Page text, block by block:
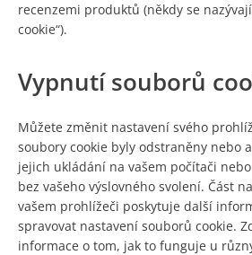
recenzemi produktů (někdy se
cookie“).
Vypnutí souborů
Můžete změnit nastavení svého
soubory cookie byly odstraněny nebo
jejich ukládání na vašem počítači
bez vašeho výslovného svolení. Část
vašem prohlížeči poskytuje další
spravovat nastavení souborů cookie.
informace o tom, jak to funguje u